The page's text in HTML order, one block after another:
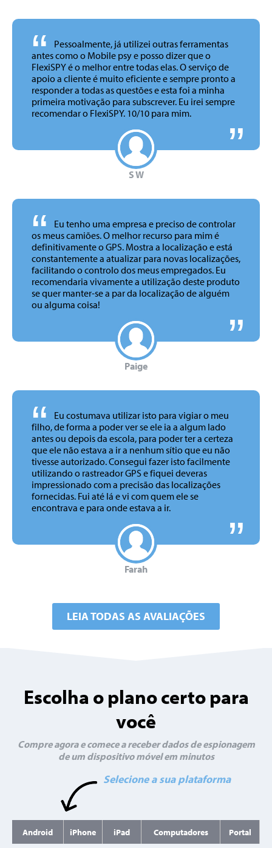
“ Pessoalmente, já utilizei outras ferramentas
antes como o Mobile psy e posso dizer que o
FlexiSPY é o melhor entre todas elas. O serviço de
apoio a cliente é muito eficiente e sempre pronto a
responder a todas as questões e esta foi a minha
primeira motivação para subscrever. Eu irei sempre
recomendar o FlexiSPY. 10/10 para mim.
S W
“ Eu tenho uma empresa e preciso de controlar
os meus camiões. O melhor recurso para mim é
definitivamente o GPS. Mostra a localização e está
constantemente a atualizar para novas localizações,
facilitando o controlo dos meus empregados. Eu
recomendaria vivamente a utilização deste produto
se quer manter-se a par da localização de alguém
ou alguma coisa!
Paige
“ Eu costumava utilizar isto para vigiar o meu
filho, de forma a poder ver se ele ia a algum lado
antes ou depois da escola, para poder ter a certeza
que ele não estava a ir a nenhum sítio que eu não
tivesse autorizado. Consegui fazer isto facilmente
utilizando o rastreador GPS e fiquei deveras
impressionado com a precisão das localizações
fornecidas. Fui até lá e vi com quem ele se
encontrava e para onde estava a ir.
Farah
LEIA TODAS AS AVALIAÇÕES
Escolha o plano certo para
você
Compre agora e comece a receber dados de espionagem
de um dispositivo móvel em minutos
Selecione a sua plataforma
Android iPhone iPad Computadores Portal